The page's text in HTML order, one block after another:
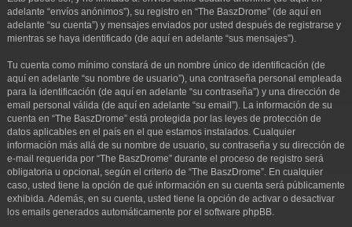
adelante “envíos anónimos”), su registro en “The BaszDrome” (de aquí en
adelante “su cuenta”) y mensajes enviados por usted después de registrarse y
mientras se haya identificado (de aquí en adelante “sus mensajes”).
Tu cuenta como mínimo constará de un nombre único de identificación (de
aquí en adelante “su nombre de usuario”), una contraseña personal empleada
para la identificación (de aquí en adelante “su contraseña”) y una dirección de
email personal válida (de aquí en adelante “su email”). La información de su
cuenta en “The BaszDrome” está protegida por las leyes de protección de
datos aplicables en el país en el que estamos instalados. Cualquier
información más allá de su nombre de usuario, su contraseña y su dirección de
e-mail requerida por “The BaszDrome” durante el proceso de registro será
obligatoria u opcional, según el criterio de “The BaszDrome”. En cualquier
caso, usted tiene la opción de qué información en su cuenta será públicamente
exhibida. Además, en su cuenta, usted tiene la opción de activar o desactivar
los emails generados automáticamente por el software phpBB.